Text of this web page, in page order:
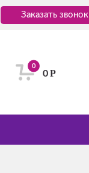
Заказать звонок
0
0Р